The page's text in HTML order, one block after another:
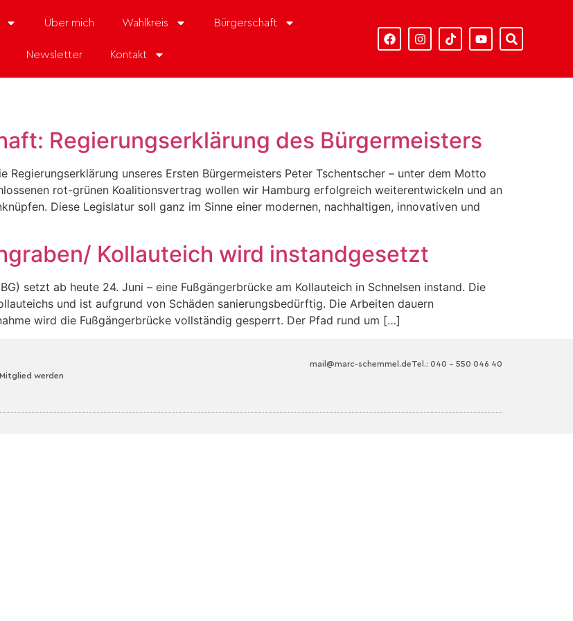
Über mich Wahlkreis Bürgerschaft
Newsletter Kontakt
Regierungserklärung des Bürgermeisters
unseres Ersten Bürgermeisters Peter Tschentscher – unter dem Motto
rot-grünen Koalitionsvertrag wollen wir Hamburg erfolgreich weiterentwickeln und an
Diese Legislatur soll ganz im Sinne einer modernen, nachhaltigen, innovativen und
Kollauteich wird instandgesetzt
setzt ab heute 24. Juni – eine Fußgängerbrücke am Kollauteich in Schnelsen instand. Die
und ist aufgrund von Schäden sanierungsbedürftig. Die Arbeiten dauern
wird die Fußgängerbrücke vollständig gesperrt. Der Pfad rund um […]
Mitglied werden
Tel.: 040 – 550 046 40
mail@marc-schemmel.de